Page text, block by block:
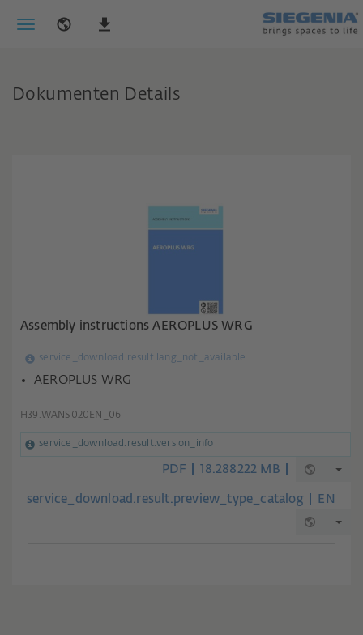
Dokumenten Details
Assembly instructions AEROPLUS WRG
service_download.result.lang_not_available
AEROPLUS WRG
H39.WANS020EN_06
service_download.result.version_info
PDF 18.288222 MB
service_download.result.preview_type_catalog EN